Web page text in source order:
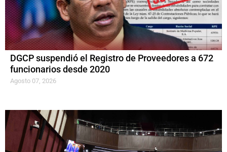
DGCP suspendió el Registro de Proveedores a 672
funcionarios desde 2020
Agosto 07, 2026